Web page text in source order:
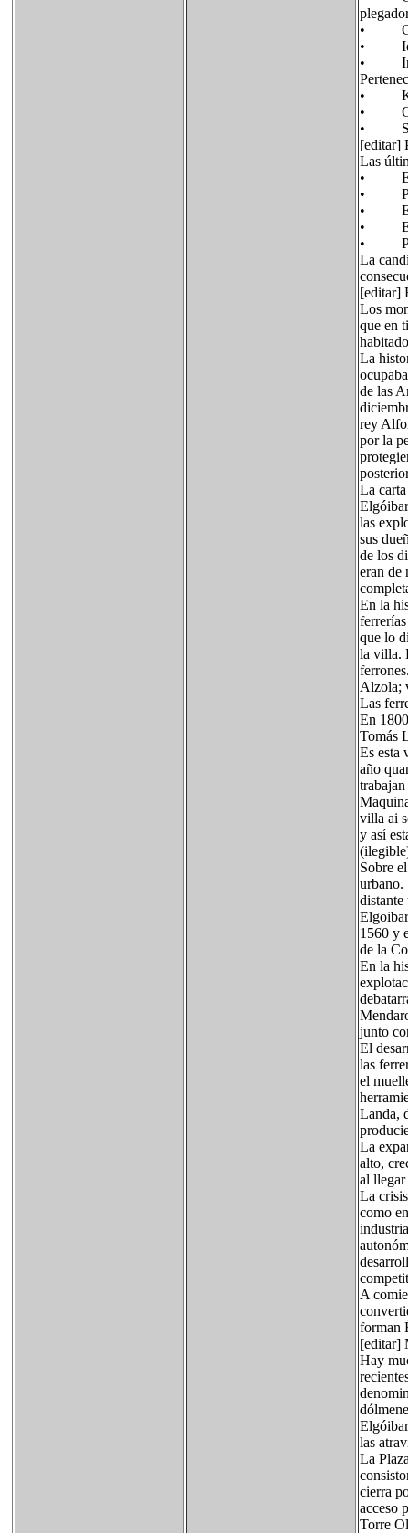
•
•
• Ina
•
•
•
[editar]
Las
•
•
• EA:
• EB-
• PP
La
[editar]
Los
que en
La
de las
rey
por la
La
las
sus
de los
eran de
En la
que lo
la villa.
Alzola;
Las
En
Tomás
Es esta
año
villa ai
y así
Sobre
urbano.
distante
1560 y
de la
En la
junto
El
las
el
Landa,
La
alto,
al llegar
La
como
A
forman
[editar]
Hay
las
La
cierra
acceso
Torre